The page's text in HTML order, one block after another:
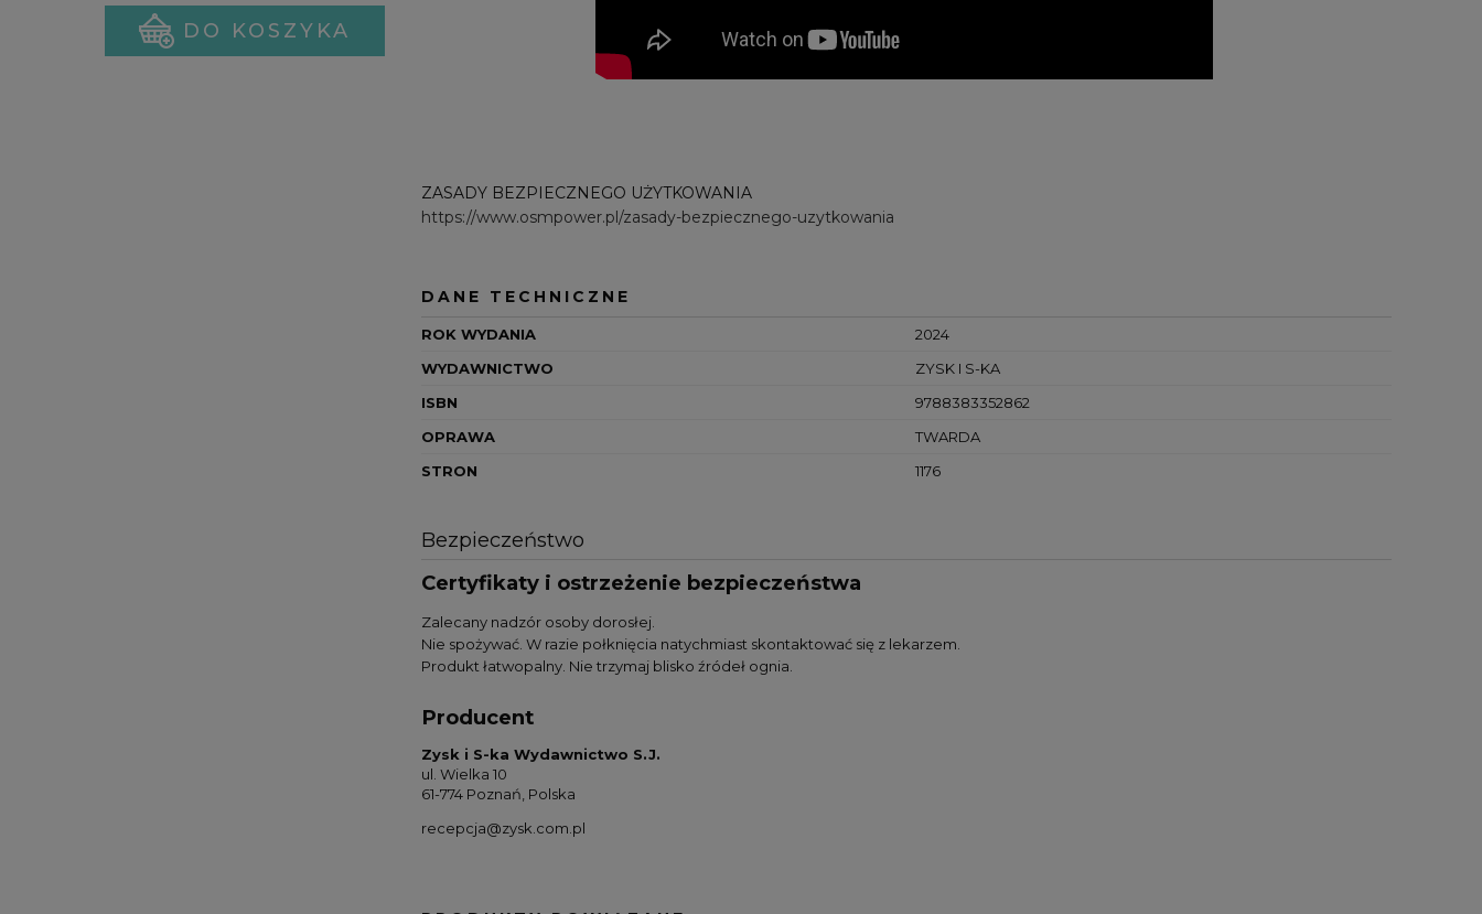
DO KOSZYKA
ZASADY BEZPIECZNEGO UŻYTKOWANIA
https://www.osmpower.pl/zasady-bezpiecznego-uzytkowania
DANE TECHNICZNE
ROK WYDANIA
2024
WYDAWNICTWO
ZYSK I S-KA
ISBN
9788383352862
OPRAWA
TWARDA
STRON
1176
Bezpieczeństwo
Certyfikaty i ostrzeżenie bezpieczeństwa
Zalecany nadzór osoby dorosłej.
Nie spożywać. W razie połknięcia natychmiast skontaktować się z lekarzem.
Produkt łatwopalny. Nie trzymaj blisko źródeł ognia.
Producent
Zysk i S-ka Wydawnictwo S.J.
ul. Wielka 10
61-774 Poznań, Polska
recepcja@zysk.com.pl